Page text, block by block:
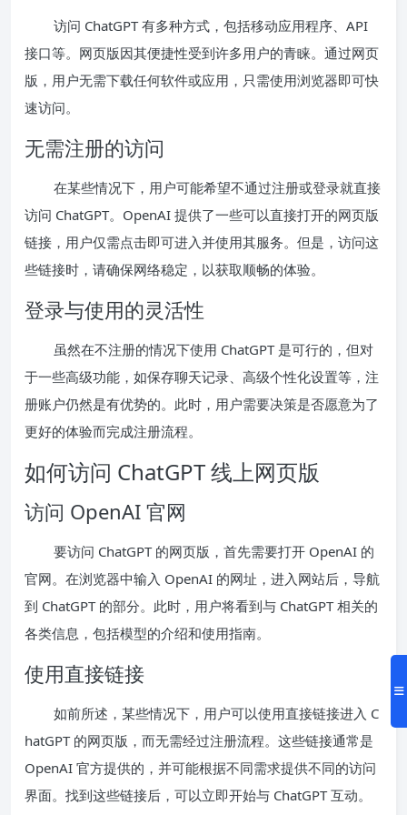
访问 ChatGPT 有多种方式，包括移动应用程序、API
接口等。网页版因其便捷性受到许多用户的青睐。通过网页
版，用户无需下载任何软件或应用，只需使用浏览器即可快
速访问。
无需注册的访问
在某些情况下，用户可能希望不通过注册或登录就直接
访问 ChatGPT。OpenAI 提供了一些可以直接打开的网页版
链接，用户仅需点击即可进入并使用其服务。但是，访问这
些链接时，请确保网络稳定，以获取顺畅的体验。
登录与使用的灵活性
虽然在不注册的情况下使用 ChatGPT 是可行的，但对
于一些高级功能，如保存聊天记录、高级个性化设置等，注
册账户仍然是有优势的。此时，用户需要决策是否愿意为了
更好的体验而完成注册流程。
如何访问 ChatGPT 线上网页版
访问 OpenAI 官网
要访问 ChatGPT 的网页版，首先需要打开 OpenAI 的
官网。在浏览器中输入 OpenAI 的网址，进入网站后，导航
到 ChatGPT 的部分。此时，用户将看到与 ChatGPT 相关的
各类信息，包括模型的介绍和使用指南。
使用直接链接
如前所述，某些情况下，用户可以使用直接链接进入 C
hatGPT 的网页版，而无需经过注册流程。这些链接通常是
OpenAI 官方提供的，并可能根据不同需求提供不同的访问
界面。找到这些链接后，可以立即开始与 ChatGPT 互动。